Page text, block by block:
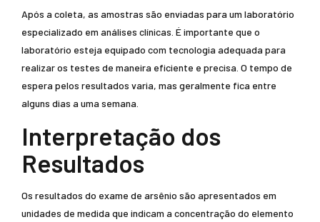
Após a coleta, as amostras são enviadas para um laboratório
especializado em análises clínicas. É importante que o
laboratório esteja equipado com tecnologia adequada para
realizar os testes de maneira eficiente e precisa. O tempo de
espera pelos resultados varia, mas geralmente fica entre
alguns dias a uma semana.
Interpretação dos
Resultados
Os resultados do exame de arsênio são apresentados em
unidades de medida que indicam a concentração do elemento